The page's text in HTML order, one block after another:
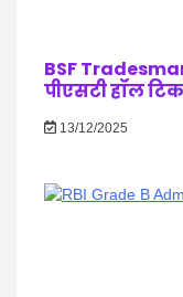
BSF
पीएसटी हॉल
13/12/2025